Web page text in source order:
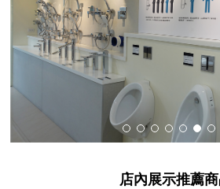
店內展示推薦